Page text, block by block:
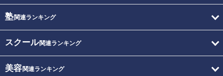
塾関連ランキング
スクール関連ランキング
美容関連ランキング